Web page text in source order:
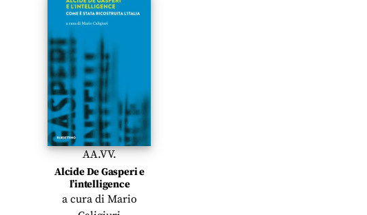
AA.VV.
Alcide De Gasperi e
l’intelligence
a cura di Mario